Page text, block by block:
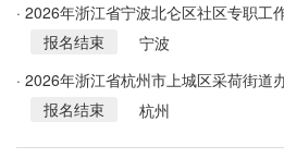
· 2026年浙江省宁波北仑区社区专职工
及现场资格复审要求的公告
报名结束
宁波
· 2026年浙江省杭州市上城区采荷街道
人公告报名结束
杭州